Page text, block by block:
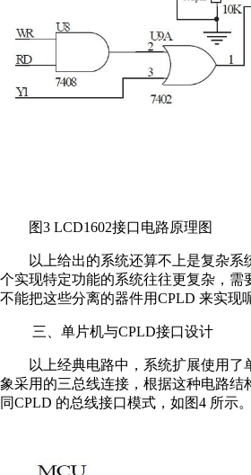
图3 LCD1602接口电路原理图
以上给出的系统还算不上是复杂系
个实现特定功能的系统往往更复杂，需
不能把这些分离的器件用CPLD 来实现
三、单片机与CPLD接口设计
以上经典电路中，系统扩展使用了
象采用的三总线连接，根据这种电路结
同CPLD 的总线接口模式，如图4 所示。